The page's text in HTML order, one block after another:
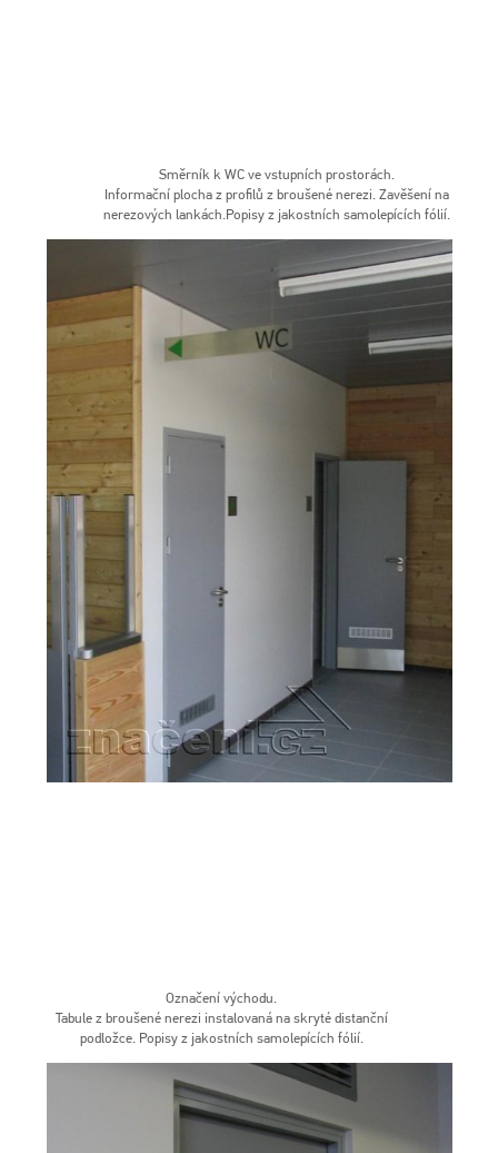
Směrník k WC ve vstupních prostorách.
Informační plocha z profilů z broušené nerezi. Zavěšení na
nerezových lankách.Popisy z jakostních samolepících fólií.
Označení východu.
Tabule z broušené nerezi instalovaná na skryté distanční
podložce. Popisy z jakostních samolepících fólií.